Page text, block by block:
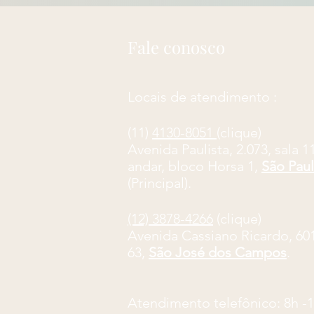
Fale conosco
Locais de atendimento :
(11) 4130-8051 (clique)
​Avenida Paulista, 2.073, sala
andar, bloco Horsa 1, São
(Principal).
(12) 3878-4266 (clique)
Avenida Cassiano Ricardo,
63, São José dos Campos.
Atendimento telefônico: 8h -